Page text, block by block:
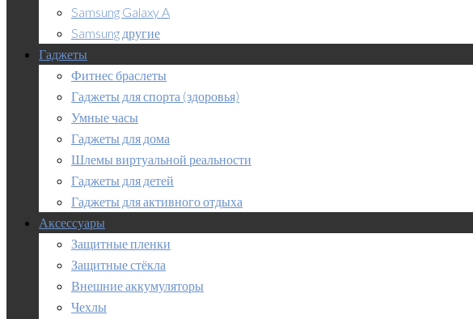
Samsung Galaxy A
Samsung другие
Гаджеты
Фитнес браслеты
Гаджеты для спорта (здоровья)
Умные часы
Гаджеты для дома
Шлемы виртуальной реальности
Гаджеты для детей
Гаджеты для активного отдыха
Аксессуары
Защитные пленки
Защитные стёкла
Внешние аккумуляторы
Чехлы